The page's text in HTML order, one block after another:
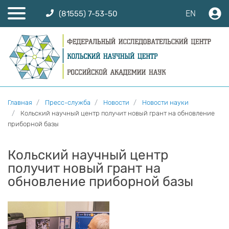
(81555) 7-53-50 EN
Главная Пресс-служба Новости
Новости науки
Кольский научный центр получит новый грант на обновление
приборной базы
Кольский научный центр
получит новый грант на
обновление приборной базы